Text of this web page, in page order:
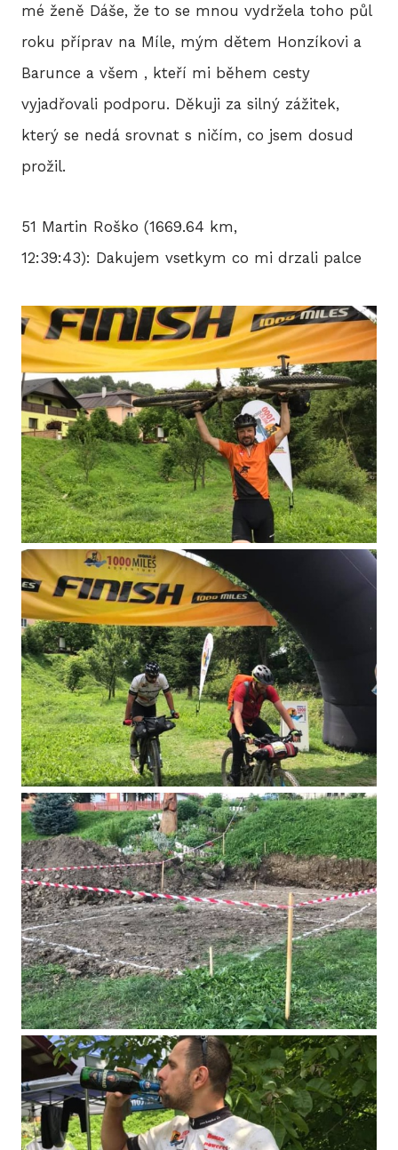
mé ženě Dáše, že to se mnou vydržela toho půl
roku příprav na Míle, mým dětem Honzíkovi a
Barunce a všem , kteří mi během cesty
vyjadřovali podporu. Děkuji za silný zážitek,
který se nedá srovnat s ničím, co jsem dosud
prožil.
51 Martin Roško (1669.64 km,
12:39:43): Dakujem vsetkym co mi drzali palce